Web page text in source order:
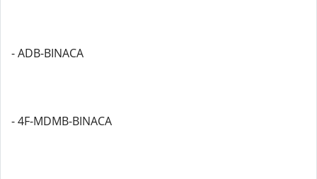
- ADB-BINACA
- 4F-MDMB-BINACA